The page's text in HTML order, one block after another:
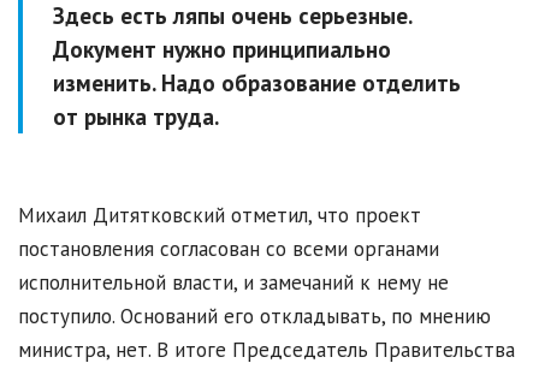
Здесь есть ляпы очень серьезные.
Документ нужно принципиально
изменить. Надо образование отделить
от рынка труда.
Михаил Дитятковский отметил, что проект
постановления согласован со всеми органами
исполнительной власти, и замечаний к нему не
поступило. Оснований его откладывать, по мнению
министра, нет. В итоге Председатель Правительства